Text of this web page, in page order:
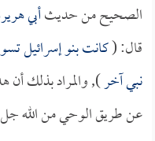
الصحيح من حديثأبي
قال: (كانت بنو إسرائيل
نبي آخر), والمراد بذلك أن
عن طريق الوحي من الله